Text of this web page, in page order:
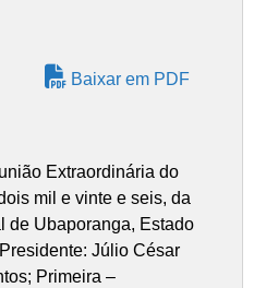
Baixar em PDF
Extraordinária do
mil e vinte e seis, da
de Ubaporanga, Estado
Júlio César
Primeira –